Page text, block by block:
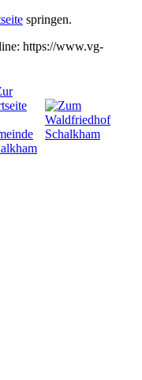
springen.
https://www.vg-